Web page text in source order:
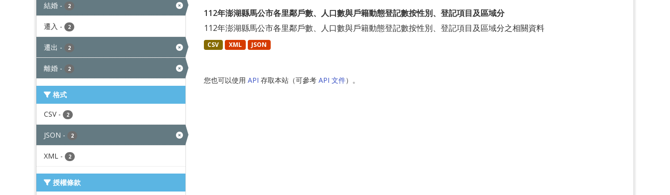
結婚 - 2
遷入 - 2
遷出 - 2
離婚 - 2
格式
CSV - 2
JSON - 2
XML - 2
授權條款
112年澎湖縣馬公市各里鄰戶數、人口數與戶籍動態登記數按性別、登記項目及區域分
112年澎湖縣馬公市各里鄰戶數、人口數與戶籍動態登記數按性別、登記項目及區域分之相關資料
CSV XML JSON
您也可以使用 API 存取本站（可參考 API 文件）。